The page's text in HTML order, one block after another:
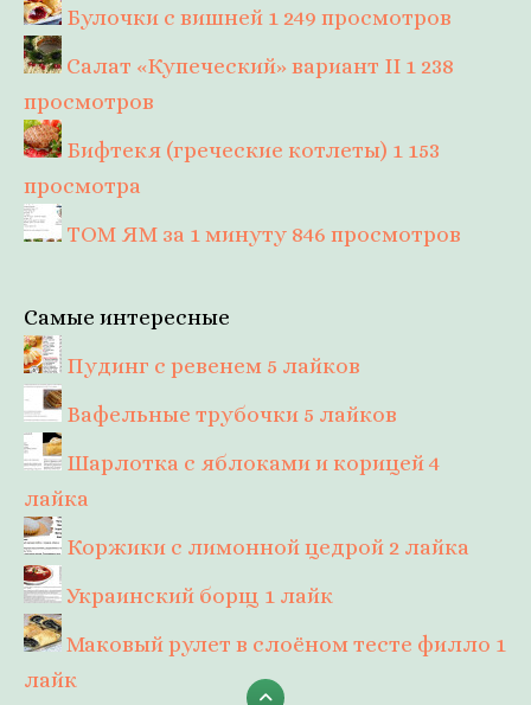
Булочки с вишней 1 249 просмотров
Салат «Купеческий» вариант II 1 238
просмотров
Бифтекя (греческие котлеты) 1 153
просмотра
ТОМ ЯМ за 1 минуту 846 просмотров
Самые интересные
Пудинг с ревенем 5 лайков
Вафельные трубочки 5 лайков
Шарлотка с яблоками и корицей4
лайка
Коржики с лимонной цедрой 2 лайка
Украинский борщ 1 лайк
Маковый рулет в слоёном тесте филло 1
лайк